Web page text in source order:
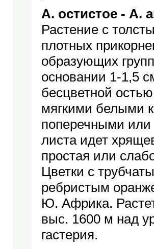
А. остистое - A.
Растение с
плотных
образующих
основании 1-1,5
бесцветной
мягкими белыми
поперечными
листа идет
простая или
Цветки с
ребристым
Ю. Африка.
выс. 1600 м над
гастерия.